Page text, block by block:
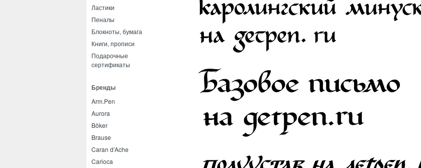
Ластики
Пеналы
Блокноты, бумага
Книги, прописи
Подарочные
сертификаты
Бренды
Arm.Pen
Aurora
Böker
Brause
Caran d’Ache
Carioca